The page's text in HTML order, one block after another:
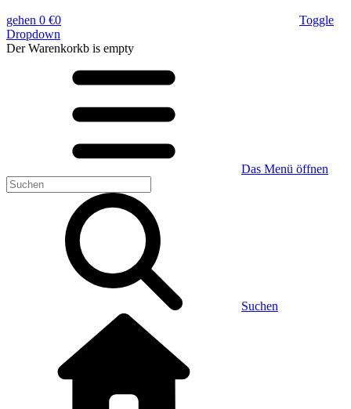
gehen 0 €0
Toggle
Dropdown
Der Warenkorkb is empty
Das Menü öffnen
Suchen